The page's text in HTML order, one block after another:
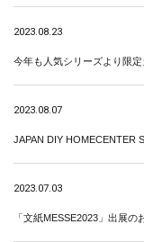
2023.08.23
今年も人気シリーズより限
2023.08.07
JAPAN DIY
2023.07.03
「文紙MESSE2023」出展の